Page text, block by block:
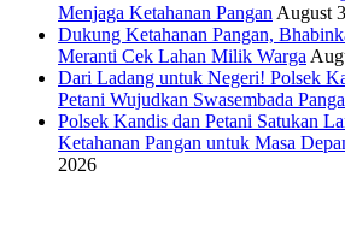
Menjaga Ketahanan Pangan August
Dukung Ketahanan Pangan,
Meranti Cek Lahan Milik Warga
Dari Ladang untuk Negeri! Polsek
Petani Wujudkan Swasembada
Polsek Kandis dan Petani Satukan
Ketahanan Pangan untuk Masa
2026